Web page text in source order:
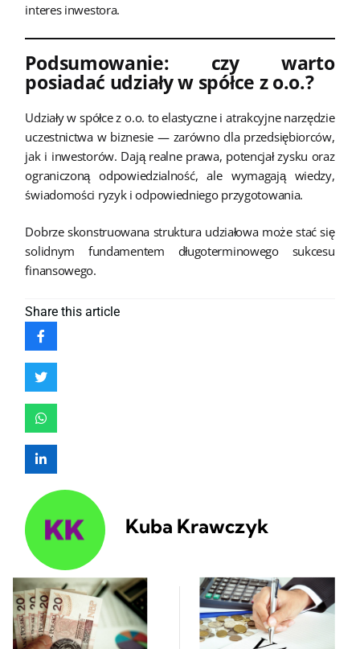
interes inwestora.
Podsumowanie: czy warto
posiadać udziały w spółce z o.o.?
Udziały w spółce z o.o. to elastyczne i atrakcyjne narzędzie
uczestnictwa w biznesie — zarówno dla przedsiębiorców,
jak i inwestorów. Dają realne prawa, potencjał zysku oraz
ograniczoną odpowiedzialność, ale wymagają wiedzy,
świadomości ryzyk i odpowiedniego przygotowania.
Dobrze skonstruowana struktura udziałowa może stać się
solidnym fundamentem długoterminowego sukcesu
finansowego.
Sharethis article
Kuba Krawczyk